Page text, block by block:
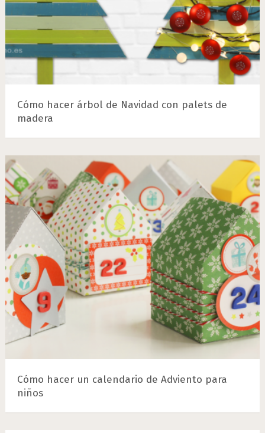
Cómo hacer árbol de Navidad con palets de
madera
Cómo hacer un calendario de Adviento para
niños